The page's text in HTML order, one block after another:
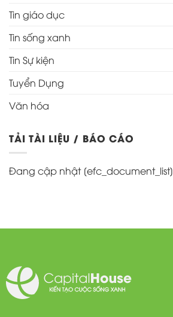
Tin giáo dục
Tin sống xanh
Tin Sự kiện
Tuyển Dụng
Văn hóa
TẢI TÀI LIỆU / BÁO CÁO
Đang cập nhật [efc_document_list]